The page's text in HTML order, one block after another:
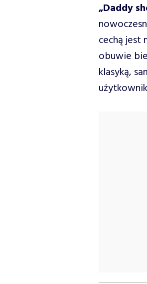
„Daddy
cechą jest
obuwie
klasyką,